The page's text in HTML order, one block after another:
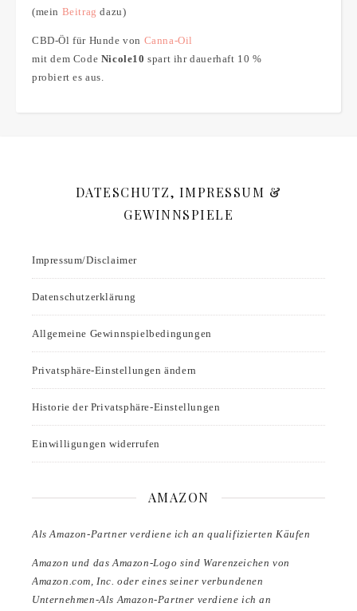
(mein Beitrag dazu)
CBD-Öl für Hunde von Canna-Oil
mit dem Code Nicole10 spart ihr dauerhaft 10 %
probiert es aus.
DATESCHUTZ, IMPRESSUM &
GEWINNSPIELE
Impressum/Disclaimer
Datenschutzerklärung
Allgemeine Gewinnspielbedingungen
Privatsphäre-Einstellungen ändern
Historie der Privatsphäre-Einstellungen
Einwilligungen widerrufen
AMAZON
Als Amazon-Partner verdiene ich an qualifizierten Käufen
Amazon und das Amazon-Logo sind Warenzeichen von
Amazon.com, Inc. oder eines seiner verbundenen
Unternehmen-Als Amazon-Partner verdiene ich an